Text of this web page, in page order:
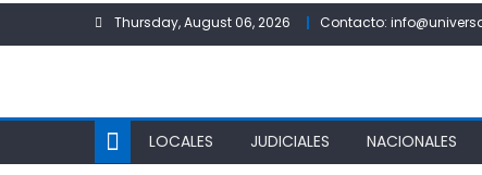
Thursday, August 06, 2026 Contacto:
LOCALES JUDICIALES NACIONALES